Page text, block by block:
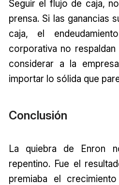
Seguir el flujo de caja,
prensa. Si las ganancias
caja, el
corporativa no
considerar a la
importar lo sólida que
Conclusión
La quiebra de Enron
repentino. Fue el
premiaba el